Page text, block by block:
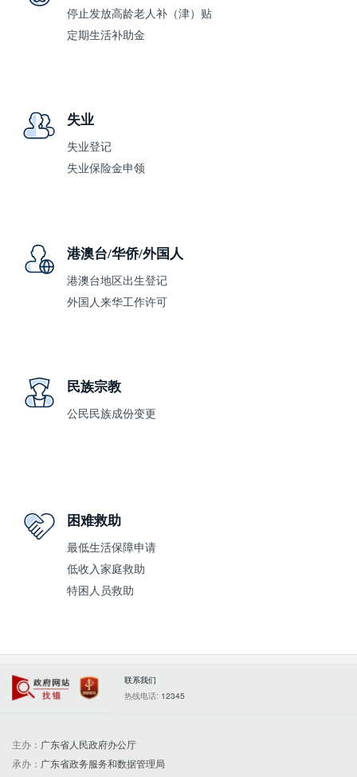
停止发放高龄老人补（津）贴
定期生活补助金
失业
失业登记
失业保险金申领
港澳台/华侨/外国人
港澳台地区出生登记
外国人来华工作许可
民族宗教
公民民族成份变更
困难救助
最低生活保障申请
低收入家庭救助
特困人员救助
政府网站找错
党政机关
联系我们
热线电话: 12345
主办： 广东省人民政府办公厅
承办： 广东省政务服务和数据管理局